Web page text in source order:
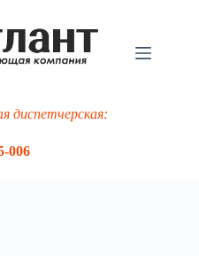
диспетчерская:
006